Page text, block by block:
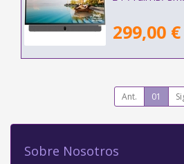
299,00 €
Ant. 01
Sobre Nosotros